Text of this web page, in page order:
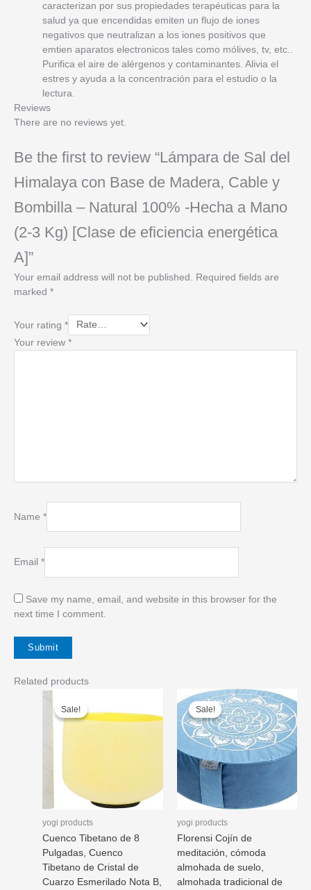
caracterizan por sus propiedades terapéuticas para la
salud ya que encendidas emiten un flujo de iones
negativos que neutralizan a los iones positivos que
emtien aparatos electronicos tales como mólives, tv, etc..
Purifica el aire de alérgenos y contaminantes. Alivia el
estres y ayuda a la concentración para el estudio o la
lectura.
Reviews
There are no reviews yet.
Be the first to review “Lámpara de Sal del
Himalaya con Base de Madera, Cable y
Bombilla – Natural 100% -Hecha a Mano
(2-3 Kg) [Clase de eficiencia energética
A]”
Your email address will not be published.
Required fields are
marked *
Your rating *
Your review *
Name *
Email *
Save my name, email, and website in this browser for the
next time I comment.
Related products
Sale!
Sale!
yogi products
Cuenco Tibetano de 8
Pulgadas, Cuenco
Tibetano de Cristal de
Cuarzo Esmerilado Nota B,
Sale!
Sale!
yogi products
Florensi Cojín de
meditación, cómoda
almohada de suelo,
almohada tradicional de